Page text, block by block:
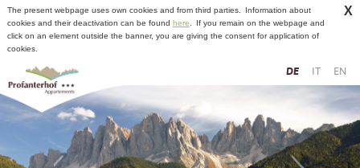
X
The present webpage uses own cookies and from third parties.
Information about
cookies and their deactivation can be found here
If you remain on the webpage and
click on an element outside the banner, you are giving the consent for application of
cookies.
DE IT EN